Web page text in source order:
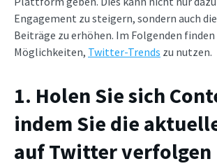
Engagement zu steigern, sondern auch
Beiträge zu erhöhen. Im Folgenden finden
Möglichkeiten, Twitter-Trends zu nutzen.
1. Holen Sie sich
indem Sie die
auf Twitter verfolgen